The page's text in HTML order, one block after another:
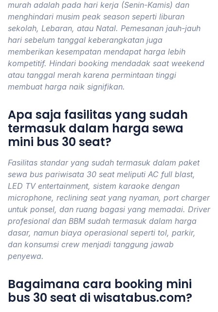
murah adalah pada hari kerja (Senin-Kamis) dan
menghindari musim peak season seperti liburan
sekolah, Lebaran, atau Natal. Pemesanan jauh-jauh
hari sebelum tanggal keberangkatan juga
memberikan kesempatan mendapat harga lebih
kompetitif. Hindari booking mendadak saat weekend
atau tanggal merah karena permintaan tinggi
membuat harga naik signifikan.
Apa saja fasilitas yang sudah
termasuk dalam harga sewa
mini bus 30 seat?
Fasilitas standar yang sudah termasuk dalam paket
sewa bus pariwisata 30 seat meliputi AC full blast,
LED TV entertainment, sistem karaoke dengan
microphone, reclining seat yang nyaman, port charger
untuk ponsel, dan ruang bagasi yang memadai. Driver
profesional dan BBM sudah termasuk dalam harga
dasar, namun biaya operasional seperti tol, parkir,
dan konsumsi crew menjadi tanggung jawab
penyewa.
Bagaimana cara booking mini
bus 30 seat di wisatabus.com?